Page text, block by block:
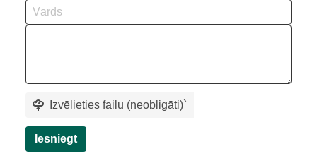
Izvēlieties failu (neobligāti)`
Iesniegt